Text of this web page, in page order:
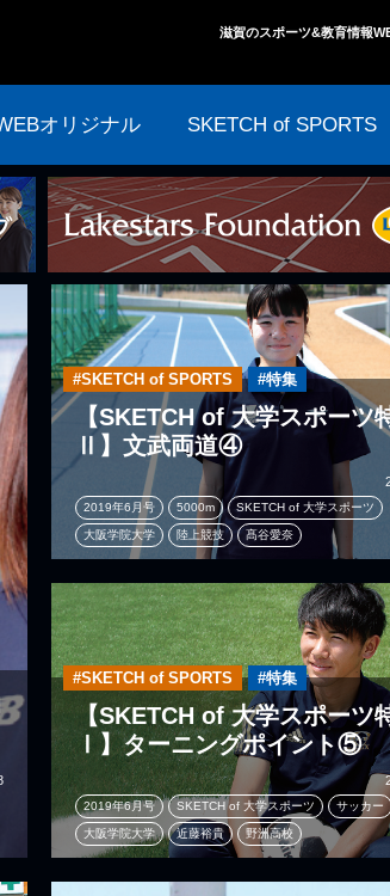
滋賀のスポーツ&教育情報
オリジナル SKETCH of SPORTS
#SKETCH of SPORTS #特集
【SKETCH of 大学スポーツ
Ⅱ】文武両道④
2019年6月号 5000m SKETCH of 大学スポーツ
大阪学院大学 陸上競技 髙谷愛奈
#SKETCH of SPORTS #特集
【SKETCH of 大学スポーツ
Ⅰ】ターニングポイント⑤
2019年6月号 SKETCH of 大学スポーツ サッカー
大阪学院大学 近藤裕貴 野洲高校